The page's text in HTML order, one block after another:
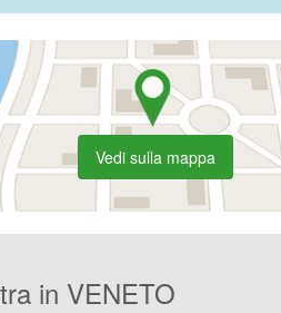
Vedi sulla mappa
in VENETO